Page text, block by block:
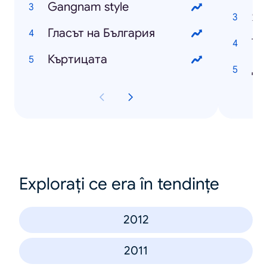
Gangnam style
Гласът на България
Къртицата
Explorați ce era în tendințe
2012
2011